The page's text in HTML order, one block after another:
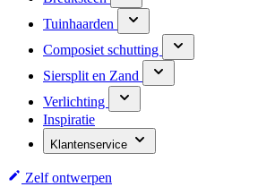
Tuinhaarden
Composiet schutting
Siersplit en Zand
Verlichting
Inspiratie
Klantenservice
Zelf ontwerpen